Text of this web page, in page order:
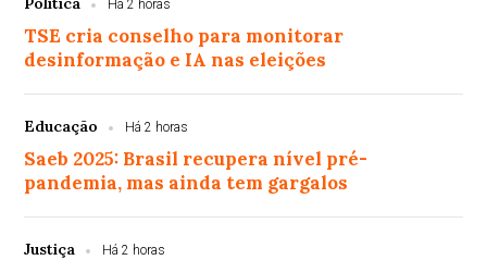
Há 2 horas
TSE cria conselho para monitorar
desinformação e IA nas eleições
Educação Há 2 horas
Saeb 2025: Brasil recupera nível pré-
pandemia, mas ainda tem gargalos
Justiça Há 2 horas